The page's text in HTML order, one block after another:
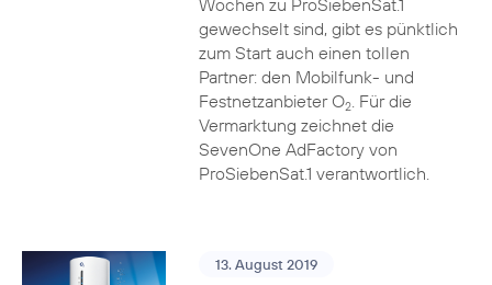
Wochen zu ProSiebenSat.1
gewechselt sind, gibt es pünktlich
zum Start auch einen tollen
Partner: den Mobilfunk- und
Festnetzanbieter O2. Für die
Vermarktung zeichnet die
SevenOne AdFactory von
ProSiebenSat.1 verantwortlich.
13. August 2019